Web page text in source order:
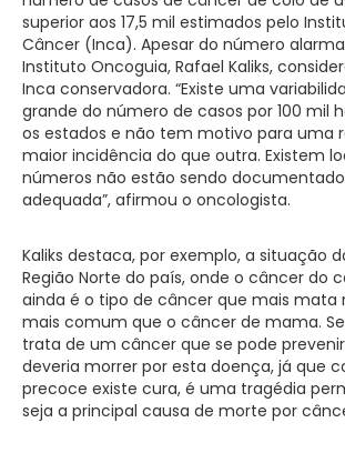
superior aos 17,5 mil estimados pelo
Câncer (Inca). Apesar do número
Instituto Oncoguia, Rafael Kaliks,
Inca conservadora. “Existe uma
grande do número de casos por 100 mil
os estados e não tem motivo para uma
maior incidência do que outra. Existem
números não estão sendo
adequada”, afirmou o oncologista.
Kaliks destaca, por exemplo, a situação
Região Norte do país, onde o câncer do
ainda é o tipo de câncer que mais mata
mais comum que o câncer de mama.
trata de um câncer que se pode
deveria morrer por esta doença, já que
precoce existe cura, é uma tragédia
seja a principal causa de morte por